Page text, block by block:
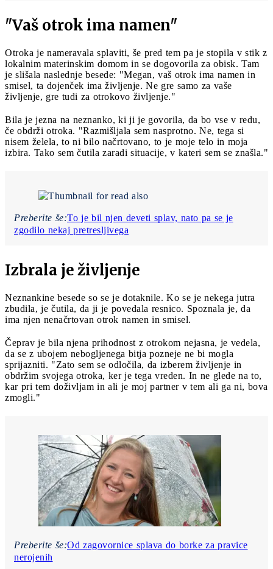
"Vaš otrok ima namen"
Otroka je nameravala splaviti, še pred tem pa je stopila v stik z
lokalnim materinskim domom in se dogovorila za obisk. Tam
je slišala naslednje besede: "Megan, vaš otrok ima namen in
smisel, ta dojenček ima življenje. Ne gre samo za vaše
življenje, gre tudi za otrokovo življenje."
Bila je jezna na neznanko, ki ji je govorila, da bo vse v redu,
če obdrži otroka. "Razmišljala sem nasprotno. Ne, tega si
nisem želela, to ni bilo načrtovano, to je moje telo in moja
izbira. Tako sem čutila zaradi situacije, v kateri sem se znašla."
Preberite še:To je bil njen deveti splav, nato pa se je
zgodilo nekaj pretresljivega
Izbrala je življenje
Neznankine besede so se je dotaknile. Ko se je nekega jutra
zbudila, je čutila, da ji je povedala resnico. Spoznala je, da
ima njen nenačrtovan otrok namen in smisel.
Čeprav je bila njena prihodnost z otrokom nejasna, je vedela,
da se z ubojem nebogljenega bitja pozneje ne bi mogla
sprijazniti. "Zato sem se odločila, da izberem življenje in
obdržim svojega otroka, ker je tega vreden. In ne glede na to,
kar pri tem doživljam in ali je moj partner v tem ali ga ni, bova
zmogli."
Preberite še:Od zagovornice splava do borke za pravice
nerojenih